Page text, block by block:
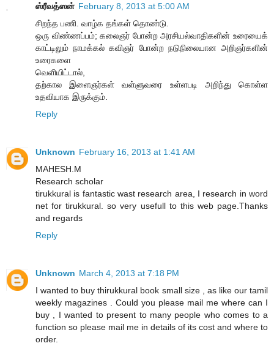
ஸ்ரீவத்ஸன் February 8, 2013 at 5:00 AM
சிறந்த பணி. வாழ்க தங்கள் தொண்டு.
ஒரு விண்ணப்பம்; கலைஞர் போன்ற அரசியல்வாதிகளின் உரையைக்
காட்டிலும் நாமக்கல் கவிஞர் போன்ற நடுநிலையான அறிஞர்களின்
உரைகளை
வெளியிட்டால்,
தற்கால இளைஞர்கள் வள்ளுவரை உள்ளபடி அறிந்து கொள்ள
உதவியாக இருக்கும்.
Reply
Unknown February 16, 2013 at 1:41 AM
MAHESH.M
Research scholar
tirukkural is fantastic wast research area, I research in word
net for tirukkural. so very usefull to this web page.Thanks
and regards
Reply
Unknown March 4, 2013 at 7:18 PM
I wanted to buy thirukkural book small size , as like our tamil
weekly magazines . Could you please mail me where can I
buy , I wanted to present to many people who comes to a
function so please mail me in details of its cost and where to
order.